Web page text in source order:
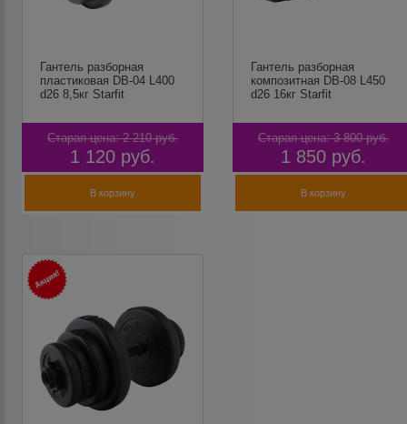
Гантель разборная
пластиковая DB-04 L400
d26 8,5кг Starfit
Старая цена: 2 210 руб.
1 120 руб.
В корзину
Гантель разборная
композитная DB-08 L450
d26 16кг Starfit
Старая цена: 3 800 руб.
1 850 руб.
В корзину